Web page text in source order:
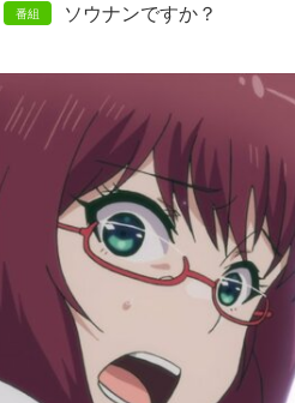
ソウナンですか？